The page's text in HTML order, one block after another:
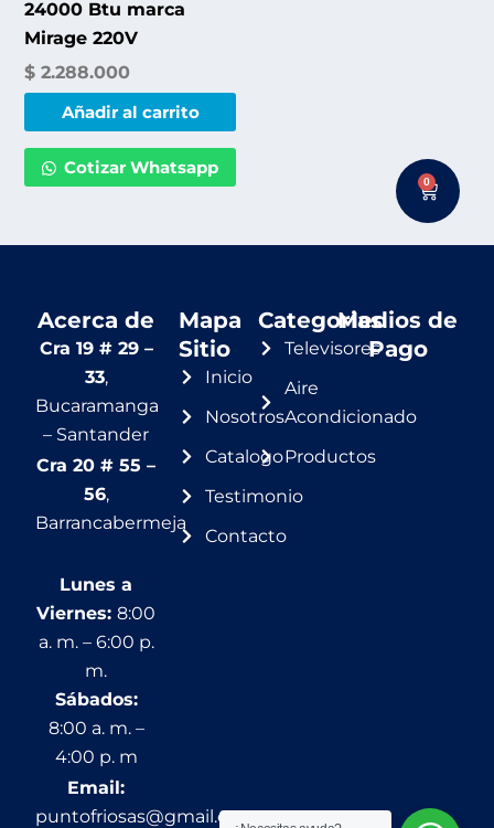
0
Cart
24000 Btu marca
Mirage 220V
$ 2.288.000
Añadir al carrito
Cotizar Whatsapp
Acerca de
Cra 19 # 29 –
33,
Bucaramanga
– Santander
Cra 20 # 55 –
56,
Barrancabermeja
Lunes a
Viernes:8:00
a. m. – 6:00 p.
m.
Sábados:
8:00 a. m. –
4:00 p. m
Email:
puntofriosas@gmail.com
Mapa
Sitio
Inicio
Nosotros
Catalogo
Testimonio
Contacto
Categorias
Televisores
Aire
Acondicionado
Productos
Medios de
Pago